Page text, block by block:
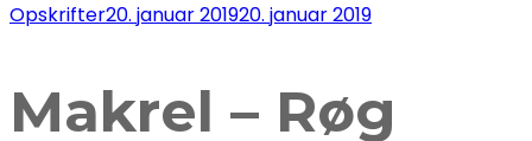
Opskrifter20. januar 201920. januar 2019
Makrel – Røg